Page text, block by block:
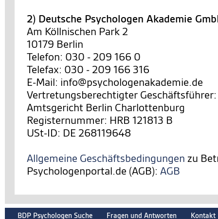
2) Deutsche Psychologen Akademie
Am Köllnischen Park 2
10179 Berlin
Telefon: 030 - 209 166 0
Telefax: 030 - 209 166 316
E-Mail: info@psychologenakademie.de
Vertretungsberechtigter Geschäftsführer:
Amtsgericht Berlin Charlottenburg
Registernummer: HRB 121813 B
USt-ID: DE 268119648
Allgemeine Geschäftsbedingungen zu
Psychologenportal.de (AGB): AGB
BDP Psychologen Suche Fragen und Antworten Kontakt